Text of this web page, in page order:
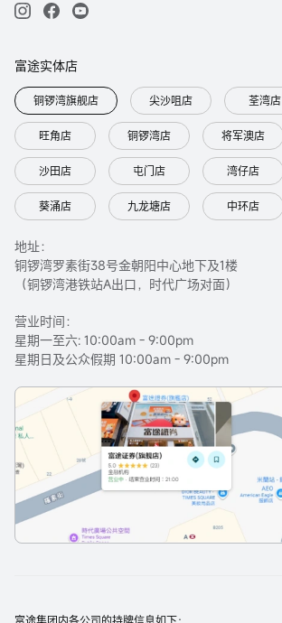
富途实体店
铜锣湾旗舰店 尖沙咀店 荃湾店
旺角店 铜锣湾店 将军澳店
沙田店 屯门店 湾仔店
葵涌店 九龙塘店 中环店
地址：
铜锣湾罗素街38号金朝阳中心地下及1楼
（铜锣湾港铁站A出口，时代广场对面）
营业时间：
星期一至六: 10:00am - 9:00pm
星期日及公众假期 10:00am - 9:00pm